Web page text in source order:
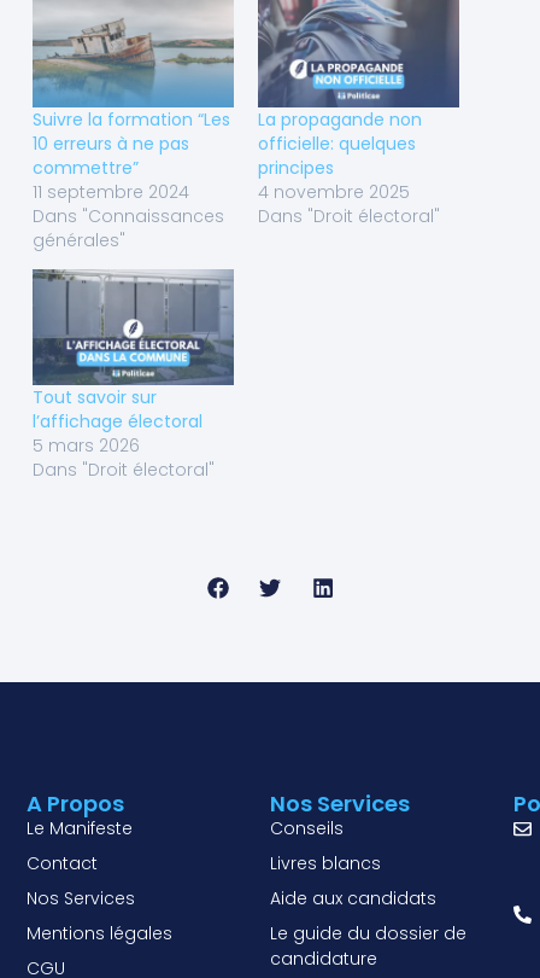
Suivre la formation “Les
10 erreurs à ne pas
commettre”
11 septembre 2024
Dans "Connaissances
générales"
La propagande non
officielle: quelques
principes
4 novembre 2025
Dans "Droit électoral"
Tout savoir sur
l’affichage électoral
5 mars 2026
Dans "Droit électoral"
Nos Services
Conseils
Livres blancs
Aide aux candidats
Le guide du dossier de
candidature
A Propos
Le Manifeste
Contact
Nos Services
Mentions légales
CGU